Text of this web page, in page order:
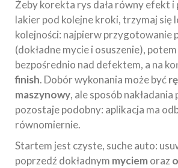
Żeby korekta rys dała równy efekt i
lakier pod kolejne kroki, trzymaj się
kolejności: najpierw przygotowanie
(dokładne mycie i osuszenie),
bezpośrednio nad defektem, a na
finish. Dobór wykonania może być
maszynowy, ale sposób
pozostaje podobny: aplikacja ma
równomiernie.
Startem jest czyste, suche auto:
poprzedź dokładnym myciemoraz